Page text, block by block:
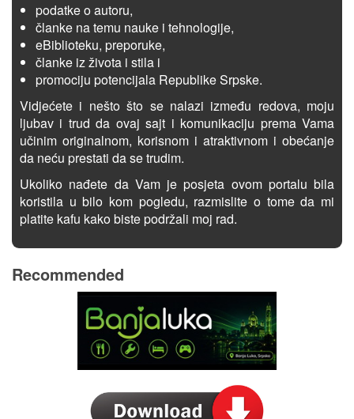
podatke o autoru,
članke na temu nauke i tehnologije,
eBiblioteku, preporuke,
članke iz života i stila i
promociju potencijala Republike Srpske.
Vidjećete i nešto što se nalazi između redova, moju
ljubav i trud da ovaj sajt i komunikaciju prema Vama
učinim originalnom, korisnom i atraktivnom i obećanje
da neću prestati da se trudim.
Ukoliko nađete da Vam je posjeta ovom portalu bila
koristila u bilo kom pogledu, razmislite o tome da mi
platite kafu kako biste podržali moj rad.
Recommended